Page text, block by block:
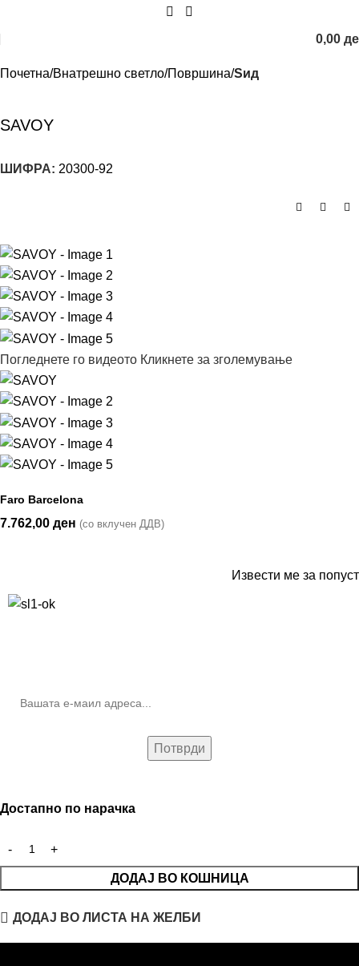
0,00
Почетна Внатрешно светло Површина Sид
SAVOY
ШИФРА: 20300-92
Погледнете го видеото Кликнете за зголемување
Faro Barcelona
7.762,00 ден (со вклучен ДДВ)
Извести ме за попуст
Достапно по нарачка
ДОДАЈ ВО КОШНИЦА
ДОДАЈ ВО ЛИСТА НА ЖЕЛБИ